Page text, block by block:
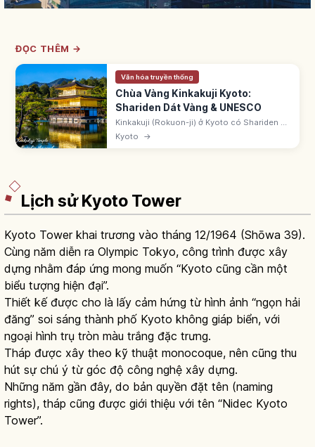
ĐỌC THÊM →
Văn hóa truyền thống
Chùa Vàng Kinkakuji Kyoto:
Shariden Dát Vàng & UNESCO
Kinkakuji (Rokuon-ji) ở Kyoto có Shariden 3
tầng dát lá vàng, do Ashikaga Yoshimitsu
xây thời Muromachi. Di sản UNESCO 1994.
Kyoto →
Lịch sử Kyoto Tower
Kyoto Tower khai trương vào tháng 12/1964 (Shōwa 39).
Cùng năm diễn ra Olympic Tokyo, công trình được xây
dựng nhằm đáp ứng mong muốn “Kyoto cũng cần một
biểu tượng hiện đại”.
Thiết kế được cho là lấy cảm hứng từ hình ảnh “ngọn hải
đăng” soi sáng thành phố Kyoto không giáp biển, với
ngoại hình trụ tròn màu trắng đặc trưng.
Tháp được xây theo kỹ thuật monocoque, nên cũng thu
hút sự chú ý từ góc độ công nghệ xây dựng.
Những năm gần đây, do bản quyền đặt tên (naming
rights), tháp cũng được giới thiệu với tên “Nidec Kyoto
Tower”.